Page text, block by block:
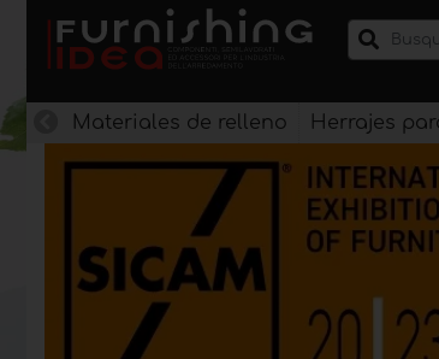
Materiales de relleno Herrajes